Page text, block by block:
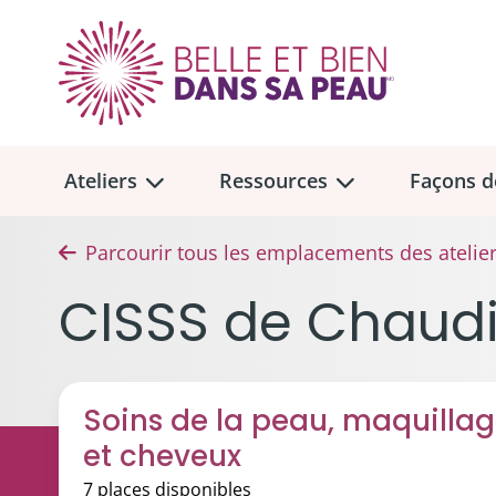
Ateliers
Aperçu des ateliers
Emplacement des ateliers en personne
Ressources
Aperçu des
Cheveux, prothèses capillaires
Façons
Faire
Don
Parcourir tous les emplacements des
CISSS de
Soins de la peau,
et cheveux
7 places disponibles